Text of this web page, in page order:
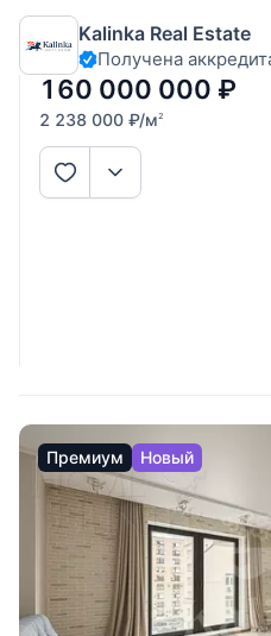
дизайнерским ремонтом в
кварталы» (Хамовники). Окна
внутренний двор. Вы
приватность и много света без
Kalinka Real Estate
Получена
160 000 000 ₽
2 238 000 ₽/м2
Премиум Новый